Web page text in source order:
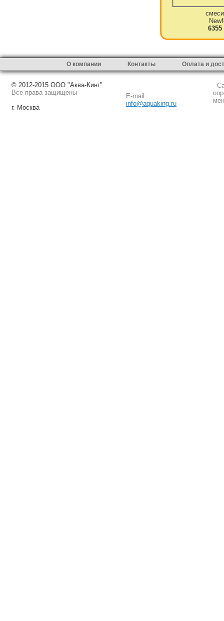
6355
О компании Контакты Оплата и
© 2012-2015 ООО "Аква-Кинг"
Все права защищены
г. Москва
E-mail:
info@aquaking.ru